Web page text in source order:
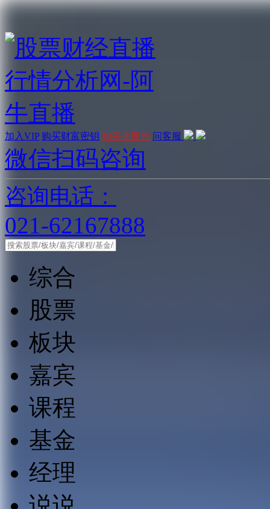
加入VIP 购买财富密钥 购买金股包 问客服
微信扫码咨询
咨询电话：
021-62167888
综合
股票
板块
嘉宾
课程
基金
经理